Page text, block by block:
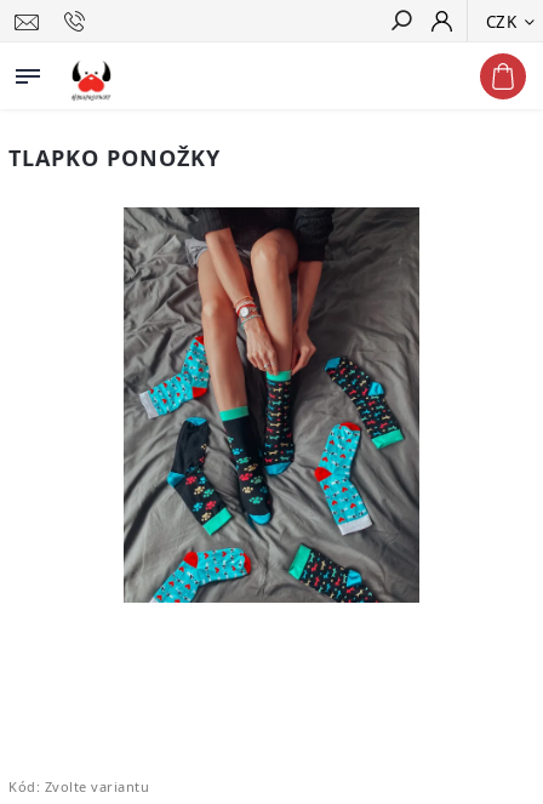
CZK
Hledat
TLAPKO PONOŽKY
Kód: Zvolte variantu